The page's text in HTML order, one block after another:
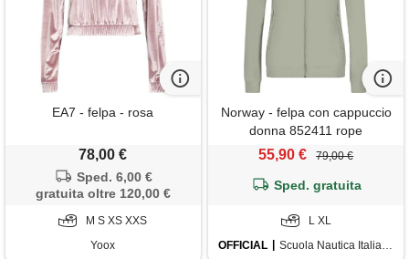
EA7 - felpa - rosa
78,00 €
Sped. 6,00 €
gratuita oltre 120,00 €
M S XS XXS
Yoox
Norway - felpa con cappuccio
donna 852411 rope
55,90 € 79,00 €
Sped. gratuita
L XL
OFFICIAL
Scuola Nautica Italiana